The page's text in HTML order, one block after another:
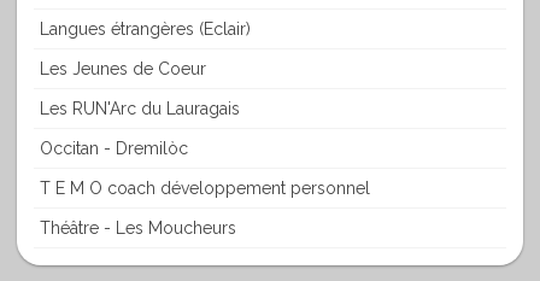
Langues étrangères (Eclair)
Les Jeunes de Coeur
Les RUN'Arc du Lauragais
Occitan - Dremilòc
T E M O coach développement personnel
Théâtre - Les Moucheurs